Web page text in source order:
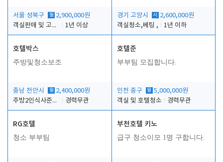
서울 성북구 월 2,900,000원
객실판매 및 고객응대
1년 이상
경기 고양시 시
2,600,000원
객실청소,베팅 ,
1년 이하
호텔박스
주방및청소보조
충남 천안시 월 2,400,000원
주방2인식사준비및청소린렌보조
경력무관
호텔준
부부팀 모집합니다.
인천 중구 월 5,000,000원
객실 및 호텔청소
경력무관
RG호텔
청소 부부팀
부천호텔 키노
급구 청소이모 1명 구합니다.